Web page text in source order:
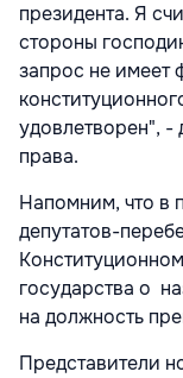
президента. Я
стороны
запрос не имеет
удовлетворен", -
права.
Напомним, что в
депутатов-
государства о
на должность
Представители